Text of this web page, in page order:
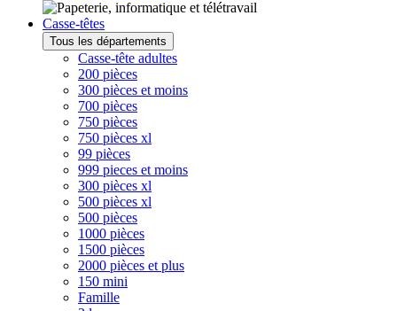
Casse-têtes
Tous les départements
Casse-tête adultes
200 pièces
300 pièces et moins
700 pièces
750 pièces
750 pièces xl
99 pièces
999 pieces et moins
300 pièces xl
500 pièces xl
500 pièces
1000 pièces
1500 pièces
2000 pièces et plus
150 mini
Famille